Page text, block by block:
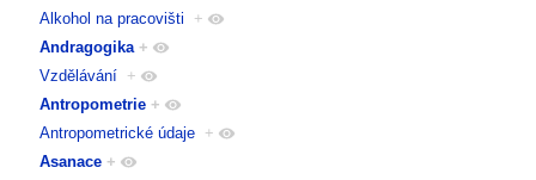
Alkohol na pracovišti
+
Andragogika +
Vzdělávání
+
Antropometrie +
Antropometrické údaje
+
Asanace +